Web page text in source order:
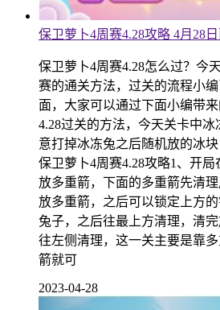
保卫萝卜4周赛4.28攻略 4月28
保卫萝卜4周赛4.28怎么过？今
赛的通关方法，过关的流程小
面，大家可以通过下面小编带
4.28过关的方法，今天关卡中
意打掉冰冻兔之后随机放的冰块
保卫萝卜4周赛4.28攻略1、开
放多重箭，下面的多重箭先清
放多重箭，之后可以锁定上方
兔子，之后往最上方清理，清
往左侧清理，这一关主要是靠
箭就可
2023-04-28